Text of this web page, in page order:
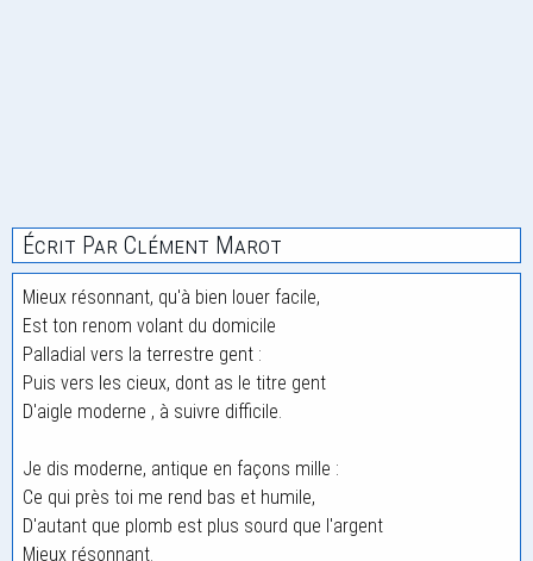
Écrit Par Clément Marot
Mieux résonnant, qu'à bien louer facile,
Est ton renom volant du domicile
Palladial vers la terrestre gent :
Puis vers les cieux, dont as le titre gent
D'aigle moderne , à suivre difficile.
Je dis moderne, antique en façons mille :
Ce qui près toi me rend bas et humile,
D'autant que plomb est plus sourd que l'argent
Mieux résonnant.